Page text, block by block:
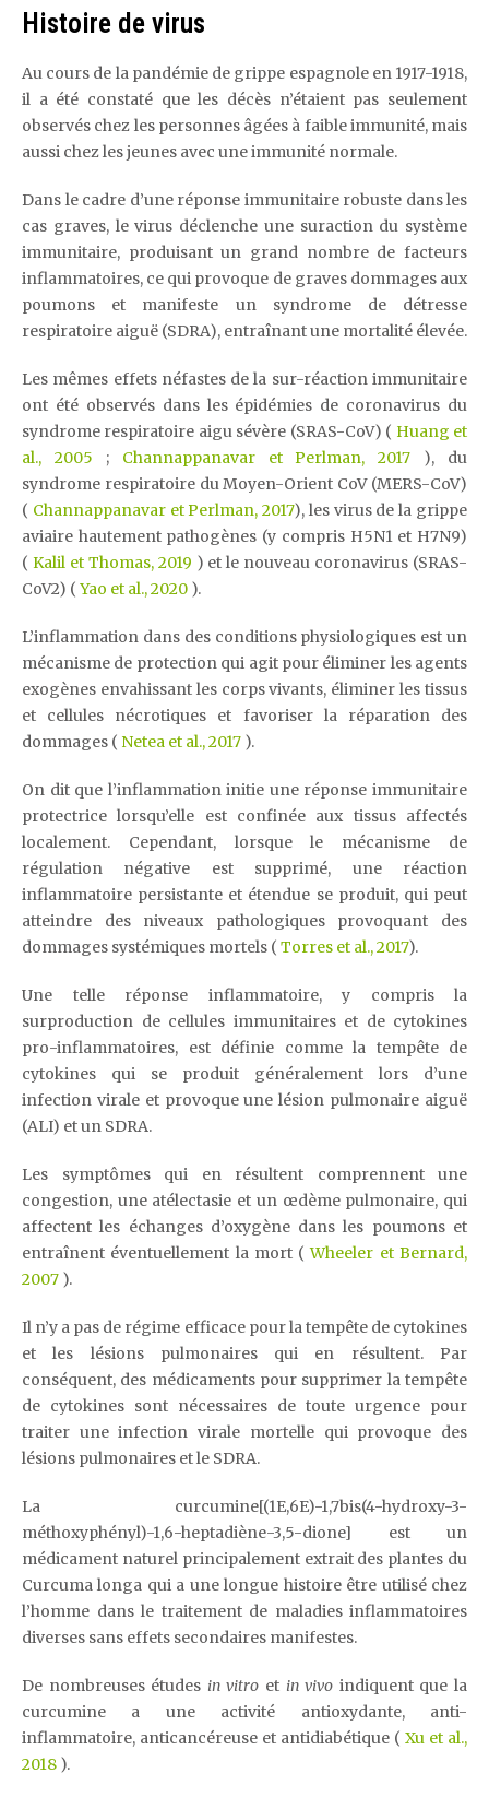
Histoire de virus
Au cours de la pandémie de grippe espagnole en 1917-1918,
il a été constaté que les décès n’étaient pas seulement
observés chez les personnes âgées à faible immunité, mais
aussi chez les jeunes avec une immunité normale.
Dans le cadre d’une réponse immunitaire robuste dans les
cas graves, le virus déclenche une suraction du système
immunitaire, produisant un grand nombre de facteurs
inflammatoires, ce qui provoque de graves dommages aux
poumons et manifeste un syndrome de détresse
respiratoire aiguë (SDRA), entraînant une mortalité élevée.
Les mêmes effets néfastes de la sur-réaction immunitaire
ont été observés dans les épidémies de coronavirus du
syndrome respiratoire aigu sévère (SRAS-CoV) ( Huang et
al., 2005 ; Channappanavar et Perlman, 2017 ), du
syndrome respiratoire du Moyen-Orient CoV (MERS-CoV)
( Channappanavar et Perlman, 2017), les virus de la grippe
aviaire hautement pathogènes (y compris H5N1 et H7N9)
( Kalil et Thomas, 2019 ) et le nouveau coronavirus (SRAS-
CoV2) ( Yao et al., 2020 ).
L’inflammation dans des conditions physiologiques est un
mécanisme de protection qui agit pour éliminer les agents
exogènes envahissant les corps vivants, éliminer les tissus
et cellules nécrotiques et favoriser la réparation des
dommages ( Netea et al., 2017 ).
On dit que l’inflammation initie une réponse immunitaire
protectrice lorsqu’elle est confinée aux tissus affectés
localement. Cependant, lorsque le mécanisme de
régulation négative est supprimé, une réaction
inflammatoire persistante et étendue se produit, qui peut
atteindre des niveaux pathologiques provoquant des
dommages systémiques mortels ( Torres et al., 2017).
Une telle réponse inflammatoire, y compris la
surproduction de cellules immunitaires et de cytokines
pro-inflammatoires, est définie comme la tempête de
cytokines qui se produit généralement lors d’une
infection virale et provoque une lésion pulmonaire aiguë
(ALI) et un SDRA.
Les symptômes qui en résultent comprennent une
congestion, une atélectasie et un œdème pulmonaire, qui
affectent les échanges d’oxygène dans les poumons et
entraînent éventuellement la mort (Wheeler et Bernard,
2007 ).
Il n’y a pas de régime efficace pour la tempête de cytokines
et les lésions pulmonaires qui en résultent. Par
conséquent, des médicaments pour supprimer la tempête
de cytokines sont nécessaires de toute urgence pour
traiter une infection virale mortelle qui provoque des
lésions pulmonaires et le SDRA.
La curcumine[(1E,6E)-1,7bis(4-hydroxy-3-
méthoxyphényl)-1,6-heptadiène-3,5-dione] est un
médicament naturel principalement extrait des plantes du
Curcuma longa qui a une longue histoire être utilisé chez
l’homme dans le traitement de maladies inflammatoires
diverses sans effets secondaires manifestes.
De nombreuses études invitro et in vivo indiquent que la
curcumine a une activité antioxydante, anti-
inflammatoire, anticancéreuse et antidiabétique ( Xu et al.,
2018 ).